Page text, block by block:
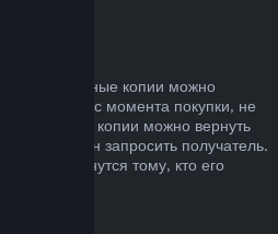
подарочные копии можно
(14 дней с момента покупки, не
копии можно вернуть
должен запросить получатель.
вернутся тому, кто его